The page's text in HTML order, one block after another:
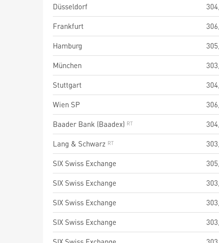
Düsseldorf
Frankfurt
Hamburg
München
Stuttgart
Wien SP
Baader Bank (Baadex)
Lang & Schwarz
SIX Swiss Exchange
SIX Swiss Exchange
SIX Swiss Exchange
SIX Swiss Exchange